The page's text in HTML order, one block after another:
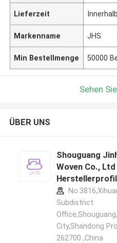
Lieferzeit
Markenname JHS
Min Bestellmenge 50000
Sehen
ÜBER UNS
Shouguang
Woven Co., Ltd
Herstellerprofil
Subdistrict
City,Shandong
262700 ,China